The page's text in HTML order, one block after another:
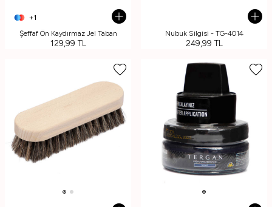
+1
Şeffaf Ön Kaydırmaz Jel Taban
129,99 TL
Nubuk Silgisi - TG-4014
249,99 TL